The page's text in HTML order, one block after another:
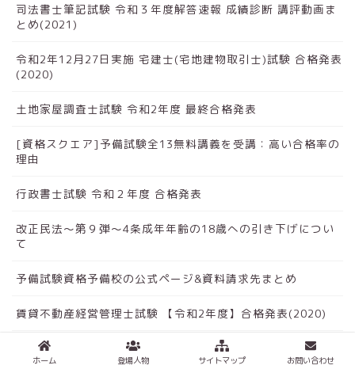
司法書士筆記試験 令和３年度解答速報 成績診断 講評動画ま
とめ(2021)
令和2年12月27日実施 宅建士(宅地建物取引士)試験 合格発表
(2020)
土地家屋調査士試験 令和2年度 最終合格発表
[資格スクエア]予備試験全13無料講義を受講：高い合格率の
理由
行政書士試験 令和２年度 合格発表
改正民法～第９弾～4条成年年齢の18歳への引き下げについ
て
予備試験資格予備校の公式ページ&資料請求先まとめ
賃貸不動産経営管理士試験 【令和2年度】合格発表(2020)
司法書士資格試験予備校の公式ページ&資料請求先まとめ
ホーム 登場人物 サイトマップ お問い合わせ